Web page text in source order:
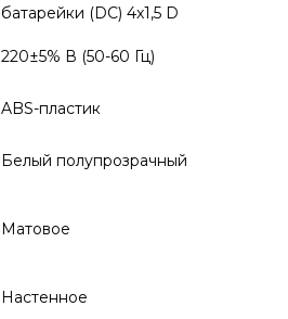
батарейки (DC) 4x1,5 D
220±5% В (50-60 Гц)
ABS-пластик
Белый полупрозрачный
Матовое
Настенное